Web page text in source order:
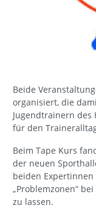
Beide
organisiert, die
Jugendtrainern des
für den
Beim Tape Kurs
der neuen
beiden
„Problemzonen“
zu lassen.